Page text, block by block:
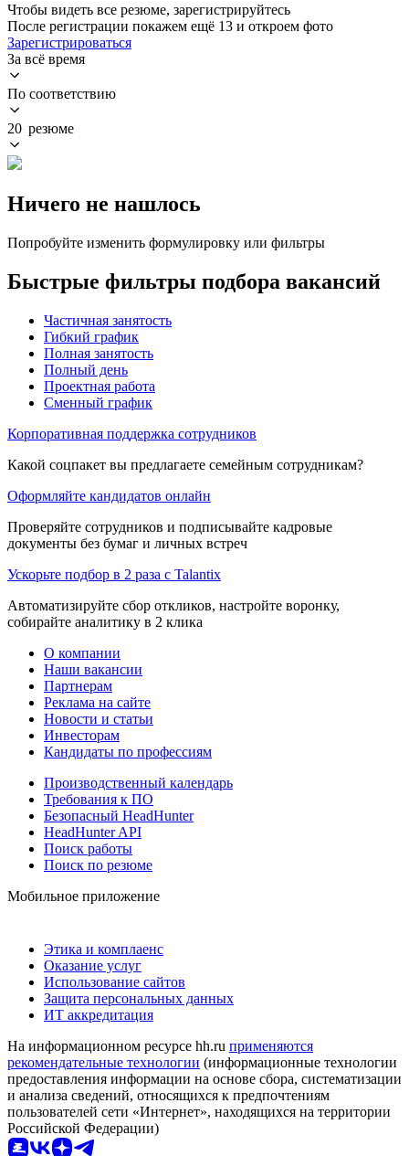
Чтобы видеть все резюме, зарегистрируйтесь
После регистрации покажем ещё 13 и откроем фото
Зарегистрироваться
За всё время
По соответствию
20 резюме
Ничего не нашлось
Попробуйте изменить формулировку или фильтры
Быстрые фильтры подбора вакансий
Частичная занятость
Гибкий график
Полная занятость
Полный день
Проектная работа
Сменный график
Корпоративная поддержка сотрудников
Какой соцпакет вы предлагаете семейным сотрудникам?
Оформляйте кандидатов онлайн
Проверяйте сотрудников и подписывайте кадровые
документы без бумаг и личных встреч
Ускорьте подбор в 2 раза с Talantix
Автоматизируйте сбор откликов, настройте воронку,
собирайте аналитику в 2 клика
О компании
Наши вакансии
Партнерам
Реклама на сайте
Новости и статьи
Инвесторам
Кандидаты по профессиям
Производственный календарь
Требования к ПО
Безопасный HeadHunter
HeadHunter API
Поиск работы
Поиск по резюме
Мобильное приложение
Этика и комплаенс
Оказание услуг
Использование сайтов
Защита персональных данных
ИТ аккредитация
На информационном ресурсе hh.ru применяются
рекомендательные технологии (информационные технологии
предоставления информации на основе сбора, систематизации
и анализа сведений, относящихся к предпочтениям
пользователей сети «Интернет», находящихся на территории
Российской Федерации)